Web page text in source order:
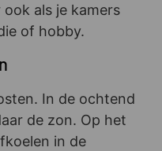
als je kamers
of hobby.
In de ochtend
de zon. Op het
in de